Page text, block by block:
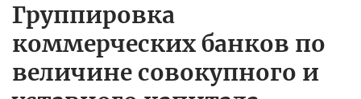
Группировка
коммерческих банков по
величине совокупного и